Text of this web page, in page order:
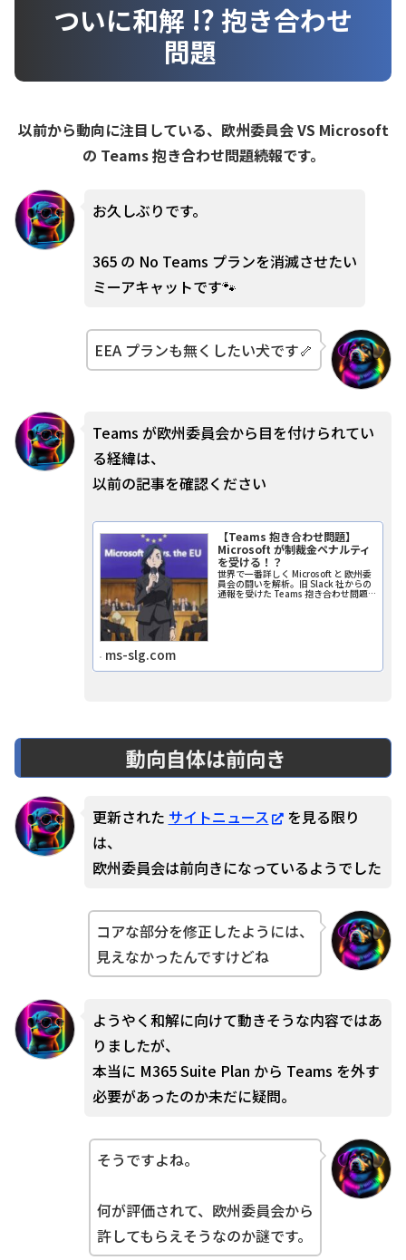
ついに和解 !? 抱き合わせ
問題
以前から動向に注目している、欧州委員会 VS Microsoft
の Teams 抱き合わせ問題続報です。
お久しぶりです。
365 の No Teams プランを消滅させたい
ミーアキャットです🐾
EEA プランも無くしたい犬です🦴
Teams が欧州委員会から目を付けられてい
る経緯は、
以前の記事を確認ください
【Teams 抱き合わせ問題】
Microsoft が制裁金ペナルティ
を受ける！？
世界で一番詳しく Microsoft と 欧州委
員会の闘いを解析。旧 Slack 社からの
通報を受けた Teams 抱き合わせ問題
ms-slg.com
動向自体は前向き
更新された サイトニュース
を見る限り
は、
欧州委員会は前向きになっているようでした
コアな部分を修正したようには、
見えなかったんですけどね
ようやく和解に向けて動きそうな内容ではあ
りましたが、
本当に M365 Suite Plan から Teams を外す
必要があったのか未だに疑問。
そうですよね。
何が評価されて、欧州委員会から
許してもらえそうなのか謎です。